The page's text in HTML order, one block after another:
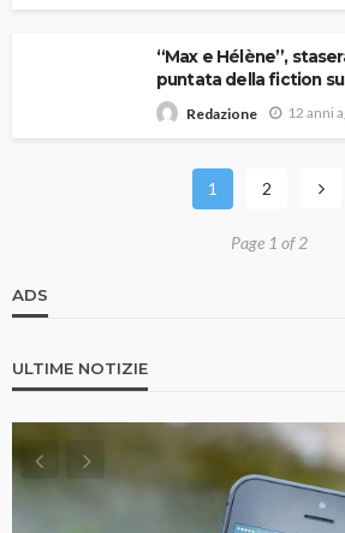
“Max e Hélène”,
puntata della fiction
Redazione 12 anni
1 2
Page 1 of 2
ADS
ULTIME NOTIZIE